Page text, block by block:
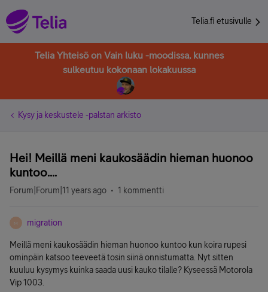
Telia.fi etusivulle
Telia Yhteisö on Vain luku -moodissa, kunnes
sulkeutuu kokonaan lokakuussa
Kysy ja keskustele -palstan arkisto
Hei! Meillä meni kaukosäädin hieman huonoo
kuntoo....
Forum|Forum|11 years ago 1 kommentti
M migration
Meillä meni kaukosäädin hieman huonoo kuntoo kun koira rupesi
ominpäin katsoo teeveetä tosin siinä onnistumatta. Nyt sitten
kuuluu kysymys kuinka saada uusi kauko tilalle? Kyseessä Motorola
Vip 1003.